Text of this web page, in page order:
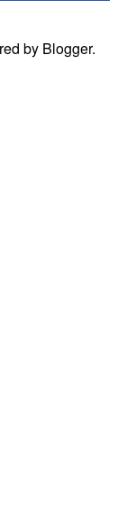
by Blogger.